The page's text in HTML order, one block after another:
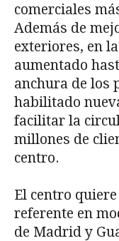
comerciales
Además de
exteriores, en
aumentado
anchura de los
habilitado
facilitar la
millones de
centro.
El centro
referente en
de Madrid y